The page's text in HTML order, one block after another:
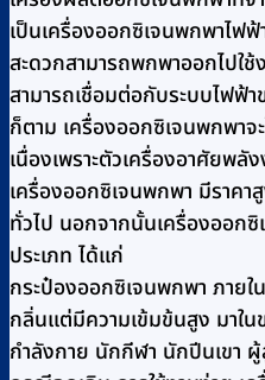
เป็นเครื่องออกซิเจนพกพาไฟ
สะดวกสามารถพกพาออกไปใ
สามารถเชื่อมต่อกับระบบไฟฟ้
ก็ตาม เครื่องออกซิเจนพกพาจ
เนื่องเพราะตัวเครื่องอาศัยพลั
เครื่องออกซิเจนพกพา มีราคา
ทั่วไป นอกจากนั้นเครื่องออก
ประเภท ได้แก่
กระป๋องออกซิเจนพกพา ภายใ
กลิ่นแต่มีความเข้มข้นสูง มาใ
กำลังกาย นักกีฬา นักปีนเขา ผู้